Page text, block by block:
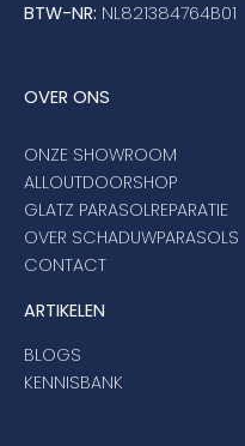
BTW-NR: NL821384764B01
OVER ONS
ONZE SHOWROOM
ALLOUTDOORSHOP
GLATZ PARASOLREPARATIE
OVER SCHADUWPARASOLS
CONTACT
ARTIKELEN
BLOGS
KENNISBANK